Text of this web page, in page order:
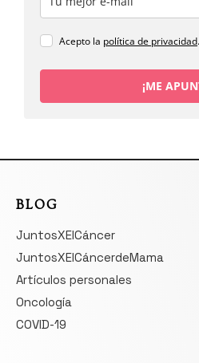
Acepto la política de privacidad.
¡ME
BLOG
JuntosXElCáncer
JuntosXElCáncerdeMama
Artículos personales
Oncología
COVID-19